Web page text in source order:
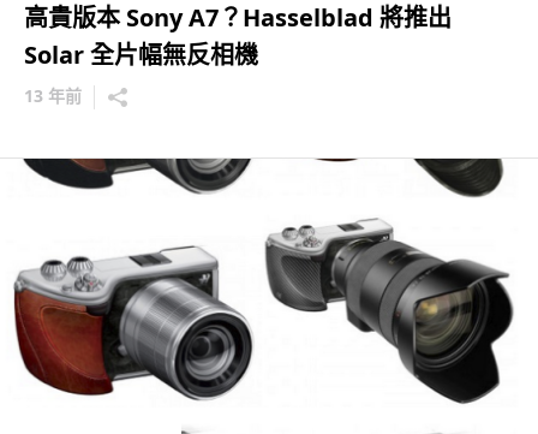
高貴版本 Sony A7？Hasselblad 將推出
Solar 全片幅無反相機
13 年前